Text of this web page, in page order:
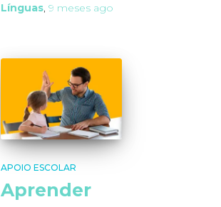
Línguas, 9 meses ago
APOIO ESCOLAR
Aprender